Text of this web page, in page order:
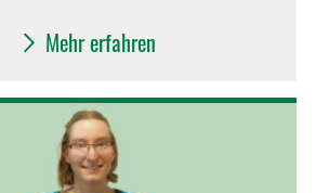
Mehr erfahren